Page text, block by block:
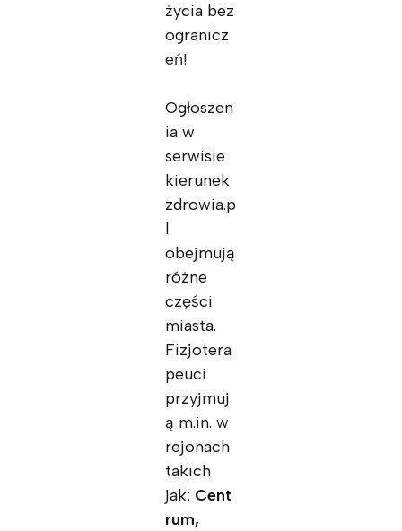
życia bez
ogranicz
eń!
Ogłoszen
ia w
serwisie
kierunek
zdrowia.p
l
obejmują
różne
części
miasta.
Fizjotera
peuci
przyjmuj
ą m.in. w
rejonach
takich
jak: Cent
rum,